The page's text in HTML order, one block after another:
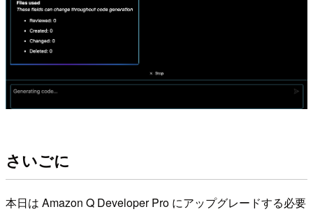
さいごに
本日は Amazon Q Developer Pro にアップグレードする必要